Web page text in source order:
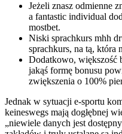
Jeżeli znasz odmienne
a fantastic individual
mostbet.
Niski sprachkurs mhh
sprachkurs, na tą, która
Dodatkowo, większość
jakąś formę bonusu
zwiększenia o 100%
Jednak w sytuacji e-sportu
keineswegs mają dogłębnej
„niewiele danych jest